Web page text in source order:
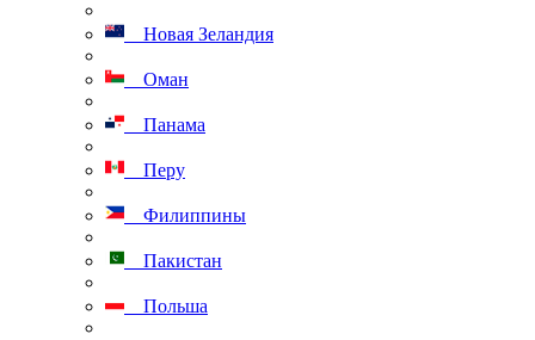
Новая Зеландия
Оман
Панама
Перу
Филиппины
Пакистан
Польша